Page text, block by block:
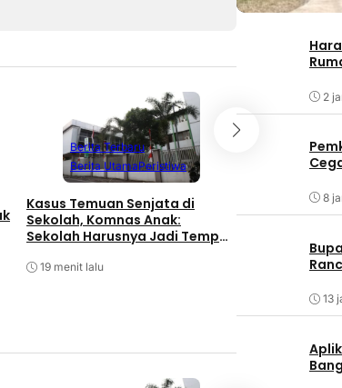
Berita Terbaru
Berita UtamaPeristiwa
Kasus Temuan Senjata di
Sekolah, Komnas Anak:
Sekolah Harusnya Jadi Tempat
19 menit lalu
Berita
Bawa Sajam
Berakhir
21 menit lalu
2
8
13